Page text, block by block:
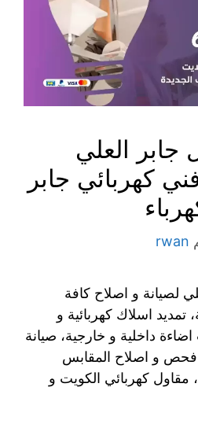
جابر العلي
فني كهربائي جابر
rwan
لصيانة و اصلاح كافة
تمديد اسلاك كهربائية و
داخلية و خارجية، صيانة
فحص و اصلاح المقابس
مقاول كهربائي الكويت و